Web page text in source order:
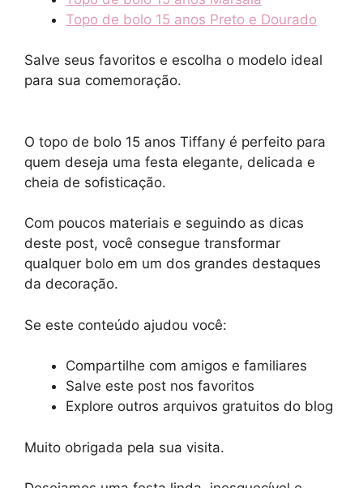
Topo de bolo 15 anos Preto e Dourado
Salve seus favoritos e escolha o modelo ideal
para sua comemoração.
O topo de bolo 15 anos Tiffany é perfeito para
quem deseja uma festa elegante, delicada e
cheia de sofisticação.
Com poucos materiais e seguindo as dicas
deste post, você consegue transformar
qualquer bolo em um dos grandes destaques
da decoração.
Se este conteúdo ajudou você:
Compartilhe com amigos e familiares
Salve este post nos favoritos
Explore outros arquivos gratuitos do blog
Muito obrigada pela sua visita.